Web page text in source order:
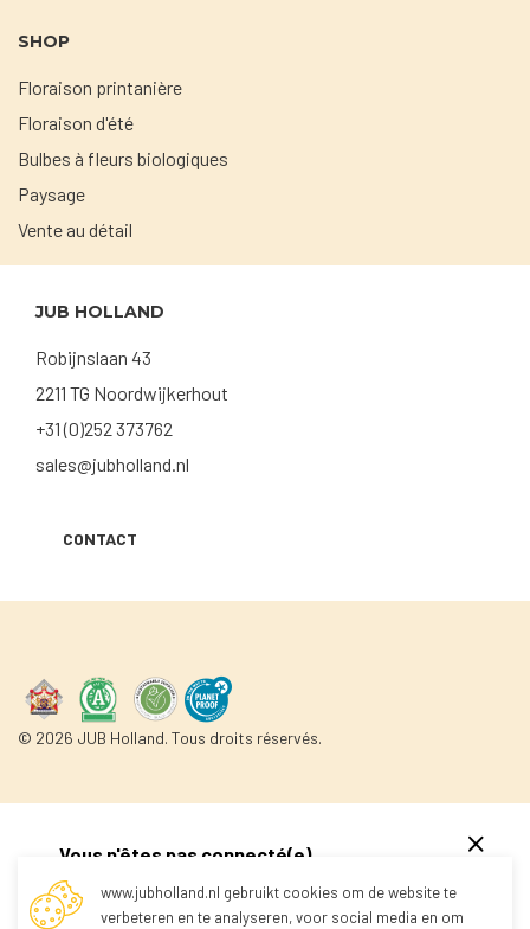
SHOP
Floraison printanière
Floraison d'été
Bulbes à fleurs biologiques
Paysage
Vente au détail
JUB HOLLAND
Robijnslaan 43
2211 TG Noordwijkerhout
+31 (0)252 373762
sales@jubholland.nl
CONTACT
© 2026 JUB Holland. Tous droits réservés.
Vous n'êtes pas connecté(e)
www.jubholland.nl gebruikt cookies om de website te
verbeteren en te analyseren, voor social media en om